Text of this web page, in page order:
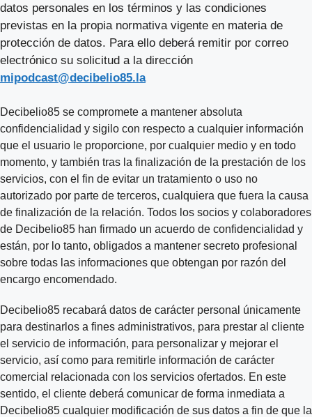
datos personales en los términos y las condiciones
previstas en la propia normativa vigente en materia de
protección de datos. Para ello deberá remitir por correo
electrónico su solicitud a la dirección
mipodcast@decibelio85.la
Decibelio85 se compromete a mantener absoluta
confidencialidad y sigilo con respecto a cualquier información
que el usuario le proporcione, por cualquier medio y en todo
momento, y también tras la finalización de la prestación de los
servicios, con el fin de evitar un tratamiento o uso no
autorizado por parte de terceros, cualquiera que fuera la causa
de finalización de la relación. Todos los socios y colaboradores
de Decibelio85 han firmado un acuerdo de confidencialidad y
están, por lo tanto, obligados a mantener secreto profesional
sobre todas las informaciones que obtengan por razón del
encargo encomendado.
Decibelio85 recabará datos de carácter personal únicamente
para destinarlos a fines administrativos, para prestar al cliente
el servicio de información, para personalizar y mejorar el
servicio, así como para remitirle información de carácter
comercial relacionada con los servicios ofertados. En este
sentido, el cliente deberá comunicar de forma inmediata a
Decibelio85 cualquier modificación de sus datos a fin de que la